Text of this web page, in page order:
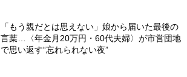
「もう親だとは思えない」娘から届いた最後の
言葉…〈年金月20万円・60代夫婦〉が市営団地
で思い返す“忘れられない夜”